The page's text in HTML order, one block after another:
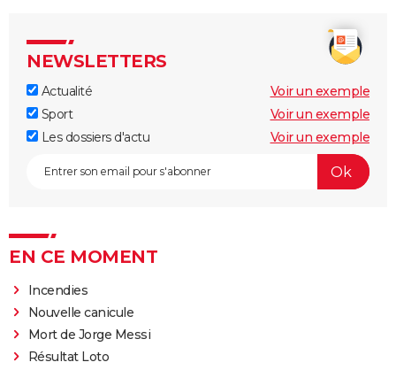
NEWSLETTERS
Actualité
Voir un exemple
Sport
Voir un exemple
Les dossiers d'actu
Voir un exemple
EN CE MOMENT
Incendies
Nouvelle canicule
Mort de Jorge Messi
Résultat Loto